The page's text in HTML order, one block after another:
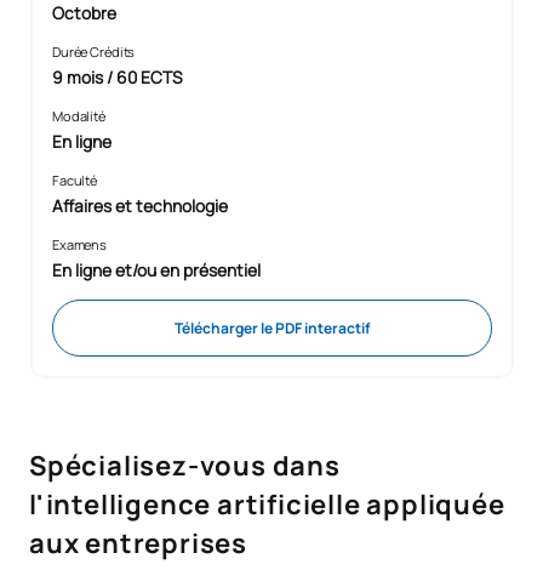
Octobre
Durée Crédits
9 mois / 60 ECTS
Modalité
En ligne
Faculté
Affaires et technologie
Examens
En ligne et/ou en présentiel
Télécharger le PDF interactif
Spécialisez-vous dans
l'intelligence artificielle appliquée
aux entreprises